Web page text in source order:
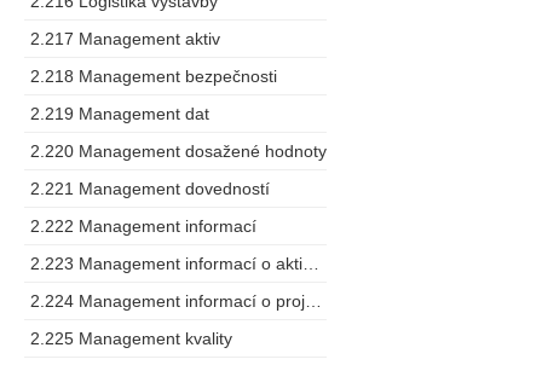
2.217 Management aktiv
2.218 Management bezpečnosti
2.219 Management dat
2.220 Management dosažené hodnoty
2.221 Management dovedností
2.222 Management informací
2.225 Management kvality